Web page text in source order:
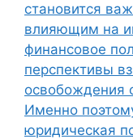
становится
влияющим на
финансовое
перспективы
освобождения
Именно
юридическая